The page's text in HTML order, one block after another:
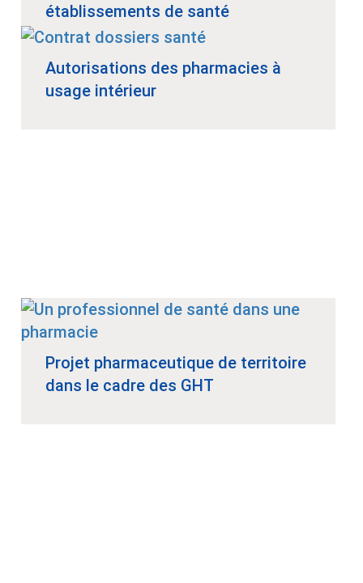
établissements de santé
Autorisations des pharmacies à
usage intérieur
Projet pharmaceutique de territoire
dans le cadre des GHT